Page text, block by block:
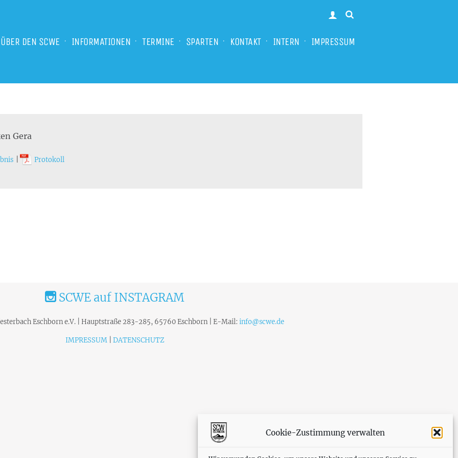
Cookie-Zustimmung verwalten
ÜBER DEN SCWE INFORMATIONEN TERMINE SPARTEN KONTAKT INTERN IMPRESSUM
Gera
Protokoll
SCWE auf INSTAGRAM
Eschborn e.V. | Hauptstraße 283-285, 65760 Eschborn | E-Mail: info@scwe.de
IMPRESSUM| DATENSCHUTZ